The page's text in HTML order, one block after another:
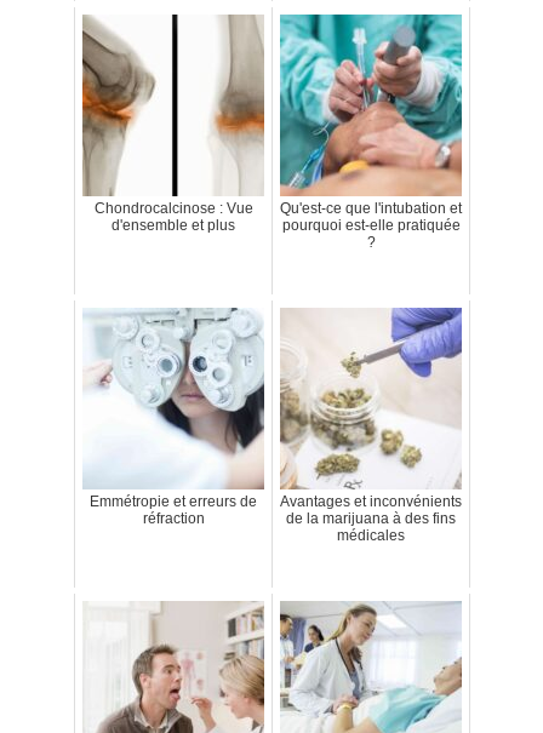
Chondrocalcinose : Vue
d'ensemble et plus
Qu'est-ce que l'intubation et
pourquoi est-elle pratiquée
?
Emmétropie et erreurs de
réfraction
Avantages et inconvénients
de la marijuana à des fins
médicales